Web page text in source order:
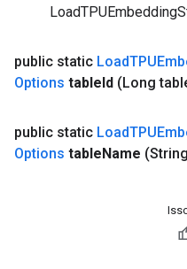
public static Load
Options tableId (Long
public static Load
Options tableName